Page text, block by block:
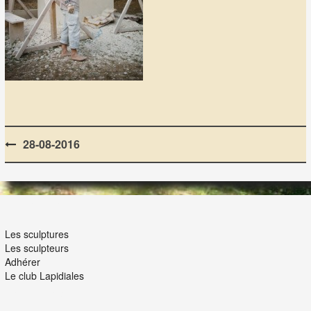
Post
navigation
28-08-2016
Les sculptures
Les sculpteurs
Adhérer
Le club Lapidiales